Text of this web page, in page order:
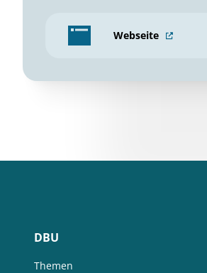
Webseite
DBU
Themen